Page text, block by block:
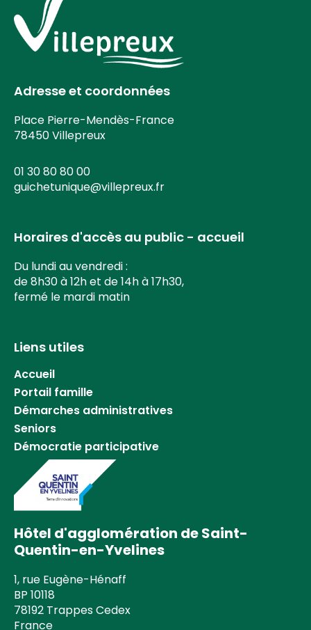
Adresse et coordonnées
Place Pierre-Mendès-France
78450 Villepreux
01 30 80 80 00
guichetunique@villepreux.fr
Horaires d'accès au public - accueil
Du lundi au vendredi :
de 8h30 à 12h et de 14h à 17h30,
fermé le mardi matin
Liens utiles
Accueil
Portail famille
Démarches administratives
Seniors
Démocratie participative
Hôtel d'agglomération de Saint-
Quentin-en-Yvelines
1, rue Eugène-Hénaff
BP 10118
78192 Trappes Cedex
France